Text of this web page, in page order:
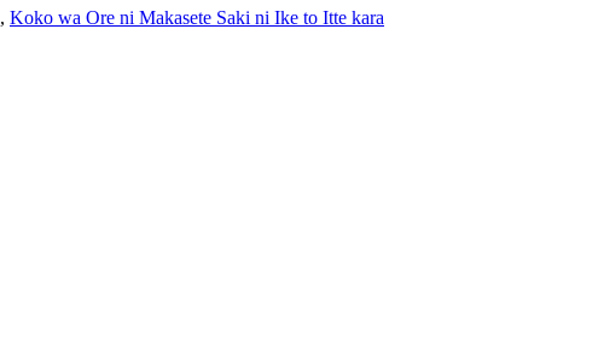
, Koko wa Ore ni Makasete Saki ni Ike to Itte kara